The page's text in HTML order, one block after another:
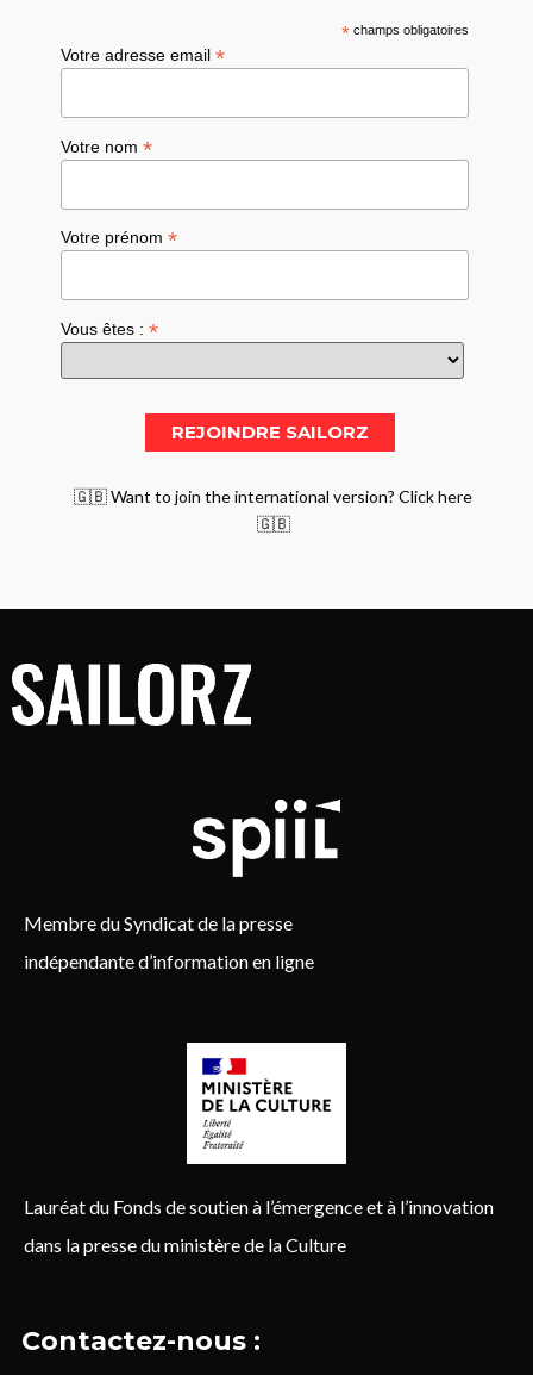
*champs obligatoires
Votre adresse email*
Votre nom*
Votre prénom*
Vous êtes :*
🇬🇧 Want to join the international version? Click here
🇬🇧
Membre du Syndicat de la presse
indépendante d’information en ligne
Lauréat du Fonds de soutien à l’émergence et à l’innovation
dans la presse du ministère de la Culture
Contactez-nous :